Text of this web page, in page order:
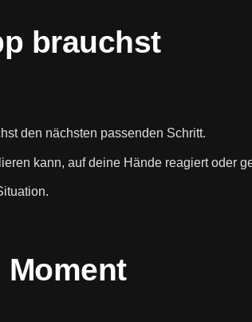
brauchst
den nächsten passenden Schritt.
kann, auf deine Hände reagiert oder